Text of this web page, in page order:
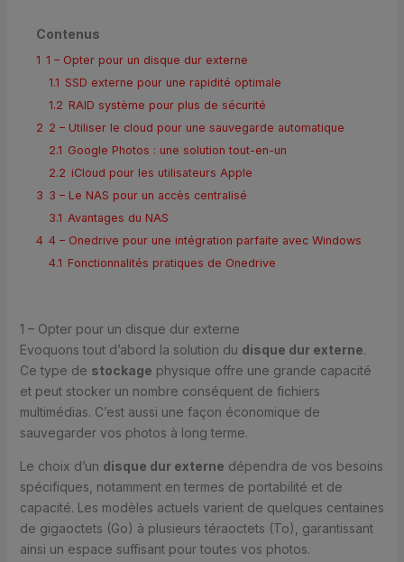
Contenus
1 1 – Opter pour un disque dur externe
1.1 SSD externe pour une rapidité optimale
1.2 RAID système pour plus de sécurité
2 2 – Utiliser le cloud pour une sauvegarde automatique
2.1 Google Photos : une solution tout-en-un
2.2 iCloud pour les utilisateurs Apple
3 3 – Le NAS pour un accès centralisé
3.1 Avantages du NAS
4 4 – Onedrive pour une intégration parfaite avec Windows
4.1 Fonctionnalités pratiques de Onedrive
1 – Opter pour un disque dur externe
Evoquons tout d’abord la solution du disque dur externe.
Ce type de stockage physique offre une grande capacité
et peut stocker un nombre conséquent de fichiers
multimédias. C’est aussi une façon économique de
sauvegarder vos photos à long terme.
Le choix d’un disque dur externe dépendra de vos besoins
spécifiques, notamment en termes de portabilité et de
capacité. Les modèles actuels varient de quelques centaines
de gigaoctets (Go) à plusieurs téraoctets (To), garantissant
ainsi un espace suffisant pour toutes vos photos.